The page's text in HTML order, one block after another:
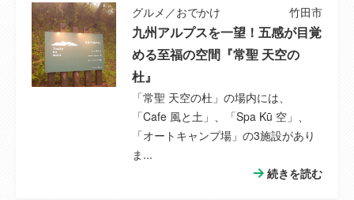
小学校 --
小学校までの
距離
--
グルメ／おでかけ 竹田市
九州アルプスを一望！五感が目覚
める至福の空間『常聖 天空の
杜』
「常聖 天空の杜」の場内には、
「Cafe 風と土」、「Spa Kū 空」、
「オートキャンプ場」の3施設があり
ま...
続きを読む